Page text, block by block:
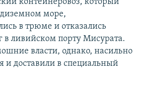
море,
в трюме и отказались
в ливийском порту Мисурата.
власти, однако, насильно
и доставили в специальный